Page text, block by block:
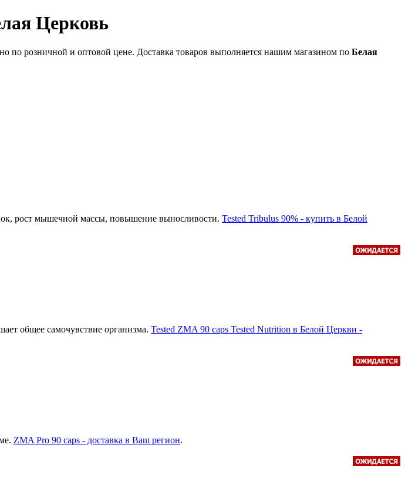
Церковь
по розничной и оптовой цене. Доставка товаров выполняется нашим магазином по Белая
рост мышечной массы, повышение выносливости. Tested Tribulus 90% - купить в Белой
общее самочувствие организма. Tested ZMA 90 caps Tested Nutrition в Белой Церкви -
ZMA Pro 90 caps - доставка в Ваш регион.